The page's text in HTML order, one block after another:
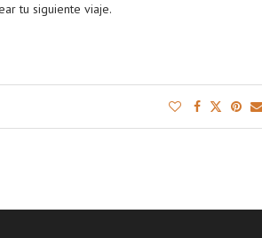
tu siguiente viaje.